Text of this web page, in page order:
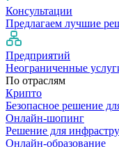
Консультации
Предлагаем лучшие
Предприятий
Неограниченные
По отраслям
Крипто
Безопасное решение
Онлайн-шопинг
Решение для
Онлайн-образование